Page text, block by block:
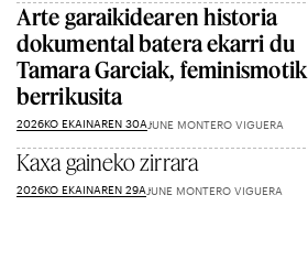
Arte garaikidearen historia
dokumental batera ekarri du
Tamara Garciak, feminismotik
berrikusita
2026KO EKAINAREN 30A JUNE MONTERO VIGUERA
Kaxa gaineko zirrara
2026KO EKAINAREN 29A JUNE MONTERO VIGUERA